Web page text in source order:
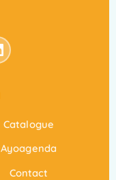
Catalogue
Ayoagenda
Contact